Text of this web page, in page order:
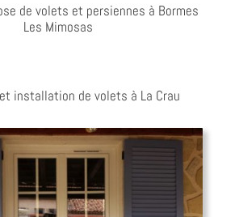
de volets et persiennes à Bormes
Les Mimosas
installation de volets à La Crau